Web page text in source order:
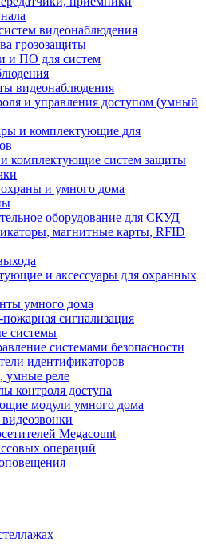
видеонаблюдения
грозозащиты
и ПО для систем
видеонаблюдения
и управления доступом (умный
и комплектующие для
комплектующие систем защиты
и умного дома
оборудование для СКУД
магнитные карты, RFID
и аксессуары для охранных
умного дома
сигнализация
системы
системами безопасности
идентификаторов
умные реле
контроля доступа
модули умного дома
Megacount
операций